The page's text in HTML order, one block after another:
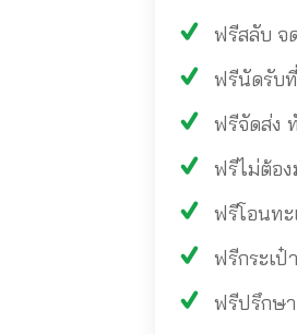
ฟรีสลับ จ
ฟรีนัดรับ
ฟรีจัดส่ง
ฟรีไม่ต้อ
ฟรีโอนทะ
ฟรีกระเป๋
ฟรีปรึกษ